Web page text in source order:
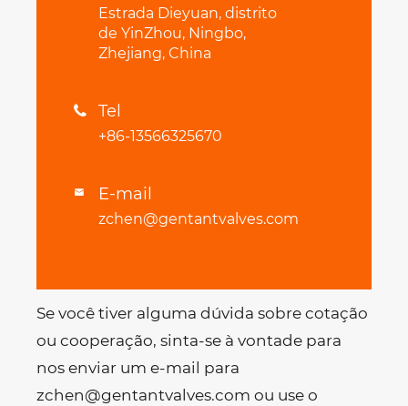
Estrada Dieyuan, distrito
de YinZhou, Ningbo,
Zhejiang, China
 Tel
+86-13566325670
 E-mail
zchen@gentantvalves.com
Se você tiver alguma dúvida sobre cotação
ou cooperação, sinta-se à vontade para
nos enviar um e-mail para
zchen@gentantvalves.com ou use o